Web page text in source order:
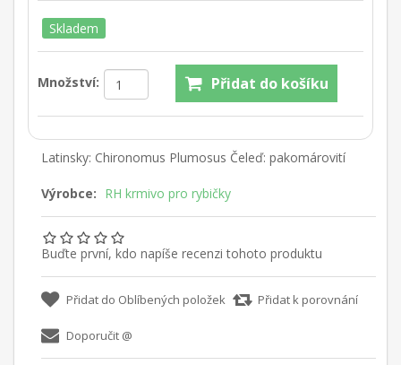
Skladem
Množství:
Latinsky: Chironomus Plumosus Čeleď: pakomárovití
Výrobce: RH krmivo pro rybičky
Buďte první, kdo napíše recenzi tohoto produktu